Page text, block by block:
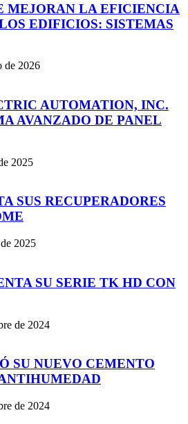
MEJORAN LA EFICIENCIA
EDIFICIOS: SISTEMAS
de 2026
AUTOMATION, INC.
AVANZADO DE PANEL
2025
SUS RECUPERADORES
2025
SU SERIE TK HD CON
de 2024
SU NUEVO CEMENTO
de 2024